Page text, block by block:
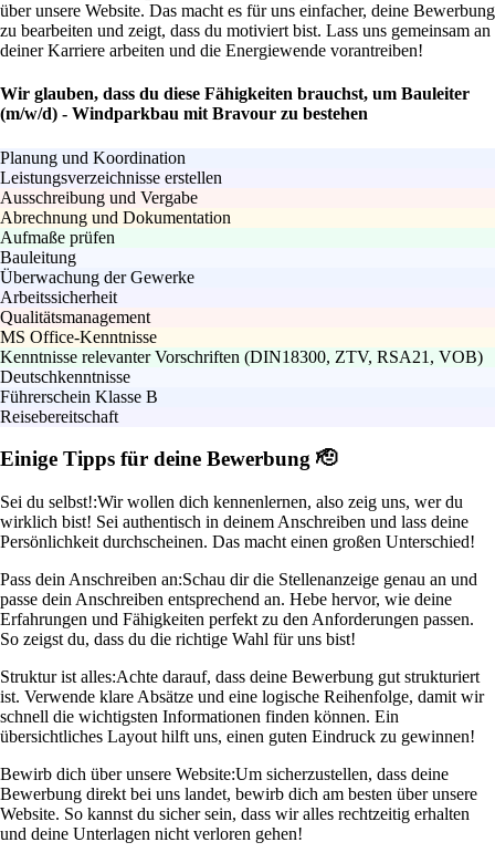
über unsere Website. Das macht es für uns einfacher, deine Bewerbung
zu bearbeiten und zeigt, dass du motiviert bist. Lass uns gemeinsam an
deiner Karriere arbeiten und die Energiewende vorantreiben!
Wir glauben, dass du diese Fähigkeiten brauchst, um Bauleiter
(m/w/d) - Windparkbau mit Bravour zu bestehen
Planung und Koordination
Leistungsverzeichnisse erstellen
Ausschreibung und Vergabe
Abrechnung und Dokumentation
Aufmaße prüfen
Bauleitung
Überwachung der Gewerke
Arbeitssicherheit
Qualitätsmanagement
MS Office-Kenntnisse
Kenntnisse relevanter Vorschriften (DIN18300, ZTV, RSA21, VOB)
Deutschkenntnisse
Führerschein Klasse B
Reisebereitschaft
Einige Tipps für deine Bewerbung 🫡
Sei du selbst!:Wir wollen dich kennenlernen, also zeig uns, wer du
wirklich bist! Sei authentisch in deinem Anschreiben und lass deine
Persönlichkeit durchscheinen. Das macht einen großen Unterschied!
Pass dein Anschreiben an:Schau dir die Stellenanzeige genau an und
passe dein Anschreiben entsprechend an. Hebe hervor, wie deine
Erfahrungen und Fähigkeiten perfekt zu den Anforderungen passen.
So zeigst du, dass du die richtige Wahl für uns bist!
Struktur ist alles:Achte darauf, dass deine Bewerbung gut strukturiert
ist. Verwende klare Absätze und eine logische Reihenfolge, damit wir
schnell die wichtigsten Informationen finden können. Ein
übersichtliches Layout hilft uns, einen guten Eindruck zu gewinnen!
Bewirb dich über unsere Website:Um sicherzustellen, dass deine
Bewerbung direkt bei uns landet, bewirb dich am besten über unsere
Website. So kannst du sicher sein, dass wir alles rechtzeitig erhalten
und deine Unterlagen nicht verloren gehen!